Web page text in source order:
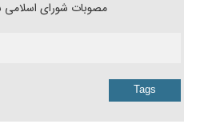
مصوبات شورای اسلامی
Tags